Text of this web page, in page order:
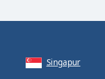
Singapur